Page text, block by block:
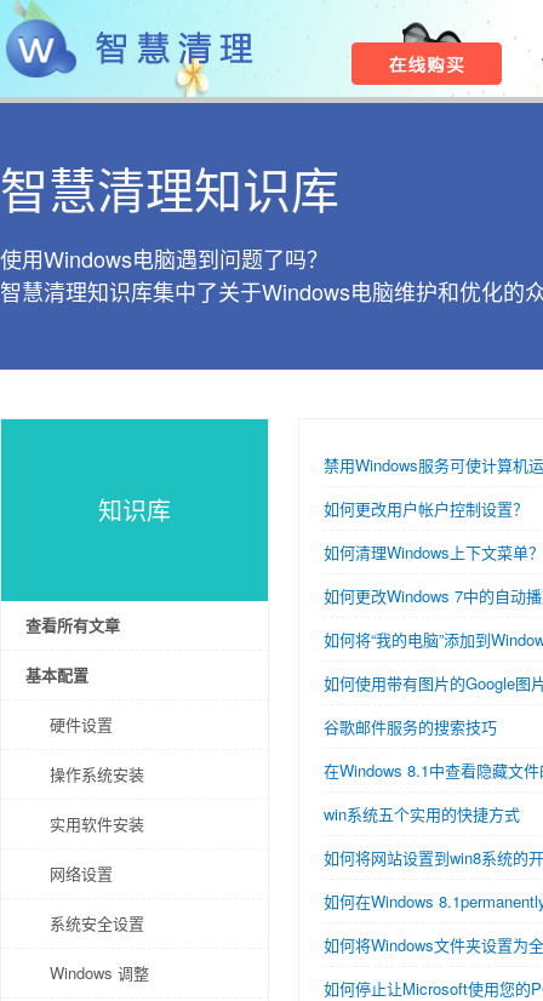
智慧清理知识库
使用Windows电脑遇到问题了吗？
智慧清理知识库集中了关于Windows电脑维护和优化的
知识库
查看所有文章
基本配置
硬件设置
操作系统安装
实用软件安装
网络设置
系统安全设置
Windows 调整
禁用Windows服务可使计算机
如何更改用户帐户控制设置？
如何清理Windows上下文菜单？
如何更改Windows 7中的自动
如何将“我的电脑”添加到
如何使用带有图片的Google图
谷歌邮件服务的搜索技巧
在Windows 8.1中查看隐藏文
win系统五个实用的快捷方式
如何将网站设置到win8系统的
如何在Windows
如何将Windows文件夹设置为
如何停止让Microsoft使用您的